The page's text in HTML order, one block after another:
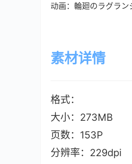
动画：輪廻のラグラン
素材详情
格式：
大小：273MB
页数：153P
分辨率：229dpi